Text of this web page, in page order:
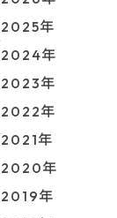
2025年
2024年
2023年
2022年
2021年
2020年
2019年